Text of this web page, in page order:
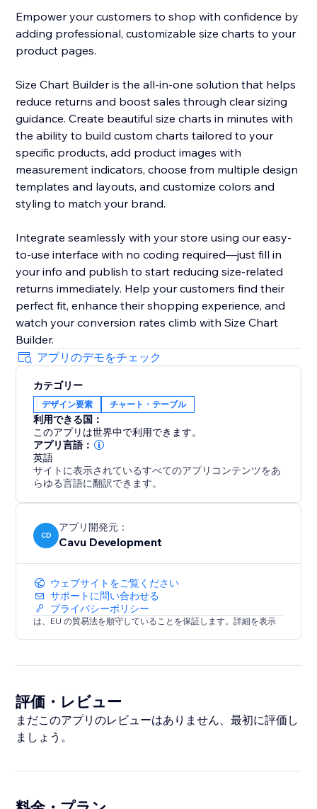
Empower your customers to shop with confidence by
adding professional, customizable size charts to your
product pages.
Size Chart Builder is the all-in-one solution that helps
reduce returns and boost sales through clear sizing
guidance. Create beautiful size charts in minutes with
the ability to build custom charts tailored to your
specific products, add product images with
measurement indicators, choose from multiple design
templates and layouts, and customize colors and
styling to match your brand.
Integrate seamlessly with your store using our easy-
to-use interface with no coding required—just fill in
your info and publish to start reducing size-related
returns immediately. Help your customers find their
perfect fit, enhance their shopping experience, and
watch your conversion rates climb with Size Chart
Builder.
アプリのデモをチェック
カテゴリー
デザイン要素 チャート・テーブル
利用できる国：
このアプリは世界中で利用できます。
アプリ言語：
英語
サイトに表示されているすべてのアプリコンテンツをあ
らゆる言語に翻訳できます。
CD
アプリ開発元：
Cavu Development
ウェブサイトをご覧ください
サポートに問い合わせる
プライバシーポリシー
は、EU の貿易法を順守していることを保証します。詳細を表示
評価・レビュー
まだこのアプリのレビューはありません、最初に評価し
ましょう。